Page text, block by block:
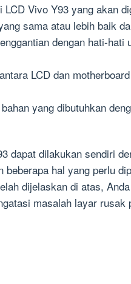
LCD Vivo Y93 yang akan
sama atau lebih baik
dengan hati-
LCD dan
yang dibutuhkan
dapat dilakukan sendiri
beberapa hal yang perlu
dijelaskan di atas,
masalah layar rusak